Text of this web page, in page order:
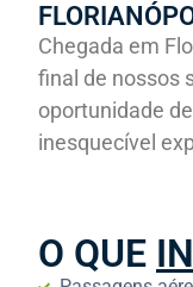
Chegada em
final de nossos
oportunidade
inesquecível
O QUE